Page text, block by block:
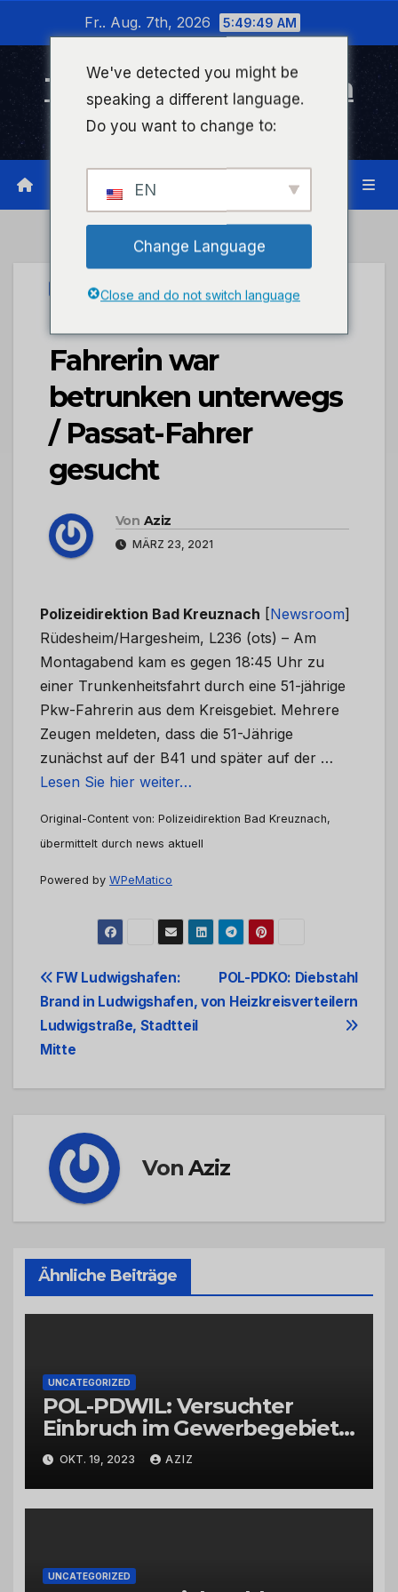
wechseln
Fr.. Aug. 7th, 2026 5:49:49 AM
Timeline Bad Kreuznach
Infonetzwerk für Bad Kreuznach
UNCATEGORIZED
POL-PDKH: Pkw-
Fahrerin war
betrunken unterwegs
/ Passat-Fahrer
gesucht
Von Aziz
MÄRZ 23, 2021
Polizeidirektion Bad Kreuznach [Newsroom]
Rüdesheim/Hargesheim, L236 (ots) – Am
Montagabend kam es gegen 18:45 Uhr zu
einer Trunkenheitsfahrt durch eine 51-jährige
Pkw-Fahrerin aus dem Kreisgebiet. Mehrere
Zeugen meldeten, dass die 51-Jährige
zunächst auf der B41 und später auf der …
Lesen Sie hier weiter…
Original-Content von: Polizeidirektion Bad Kreuznach,
übermittelt durch news aktuell
Powered by WPeMatico
Beitrags-
Navigation
POL-PDKO: Diebstahl
von Heizkreisverteilern
FW Ludwigshafen:
Brand in Ludwigshafen,
Ludwigstraße, Stadtteil
Mitte
VonAziz
Ähnliche Beiträge
UNCATEGORIZED
POL-PDWIL: Versuchter
Einbruch im Gewerbegebiet
Wittlich
OKT. 19, 2023 AZIZ
UNCATEGORIZED
We've detected you might be
speaking a different language.
Do you want to change to:
EN
Change Language
Close and do not switch language